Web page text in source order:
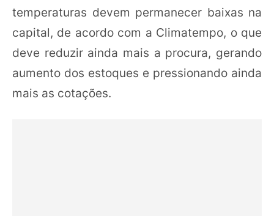
temperaturas devem permanecer baixas na
capital, de acordo com a Climatempo, o que
deve reduzir ainda mais a procura, gerando
aumento dos estoques e pressionando ainda
mais as cotações.